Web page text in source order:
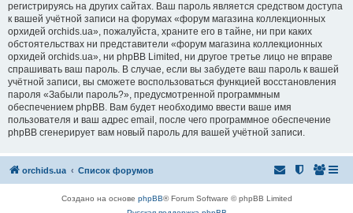
регистрируясь на других сайтах. Ваш пароль является средством доступа
к вашей учётной записи на форумах «форум магазина коллекционных
орхидей orchids.ua», пожалуйста, храните его в тайне, ни при каких
обстоятельствах ни представители «форум магазина коллекционных
орхидей orchids.ua», ни phpBB Limited, ни другое третье лицо не вправе
спрашивать ваш пароль. В случае, если вы забудете ваш пароль к вашей
учётной записи, вы сможете воспользоваться функцией восстановления
пароля «Забыли пароль?», предусмотренной программным
обеспечением phpBB. Вам будет необходимо ввести ваше имя
пользователя и ваш адрес email, после чего программное обеспечение
phpBB сгенерирует вам новый пароль для вашей учётной записи.
orchids.ua Список форумов
Создано на основе phpBB® Forum Software © phpBB Limited